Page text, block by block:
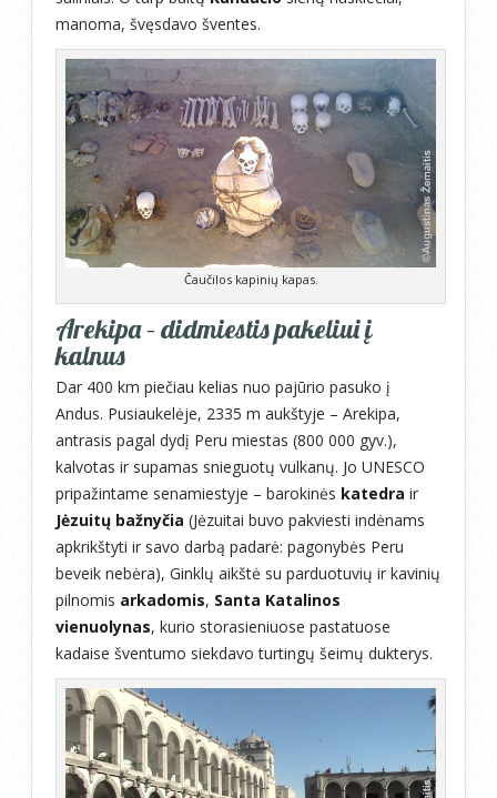
manoma, švęsdavo šventes.
Čaučilos kapinių kapas.
Arekipa – didmiestis pakeliui į
kalnus
Dar 400 km piečiau kelias nuo pajūrio pasuko į
Andus. Pusiaukelėje, 2335 m aukštyje – Arekipa,
antrasis pagal dydį Peru miestas (800 000 gyv.),
kalvotas ir supamas snieguotų vulkanų. Jo UNESCO
pripažintame senamiestyje – barokinės katedra ir
Jėzuitų bažnyčia (Jėzuitai buvo pakviesti indėnams
apkrikštyti ir savo darbą padarė: pagonybės Peru
beveik nebėra), Ginklų aikštė su parduotuvių ir kavinių
pilnomis arkadomis, Santa Katalinos
vienuolynas, kurio storasieniuose pastatuose
kadaise šventumo siekdavo turtingų šeimų dukterys.